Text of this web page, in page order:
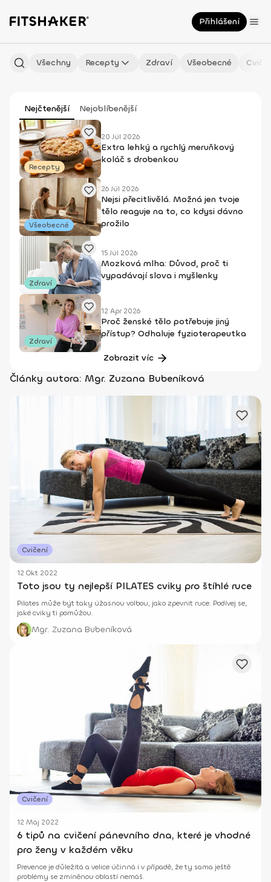
Přihlášení
Všechny Recepty Zdraví Všeobecné
Nejčtenější Nejoblíbenější
Recepty
20 Júl 2026
Extra lehký a rychlý meruňkový
koláč s drobenkou
Všeobecné
26 Júl 2026
Nejsi přecitlivělá. Možná jen tvoje
tělo reaguje na to, co kdysi dávno
prožilo
Zdraví
15 Júl 2026
Mozková mlha: Důvod, proč ti
vypadávají slova i myšlenky
Zdraví
12 Apr 2026
Proč ženské tělo potřebuje jiný
přístup? Odhaluje fyzioterapeutka
Zobrazit víc
Články autora: Mgr. Zuzana Bubeníková
Cvičení
12 Okt 2022
Toto jsou ty nejlepší PILATES cviky pro štíhlé ruce
Pilates může být taky úžasnou volbou, jako zpevnit ruce. Podívej se,
jaké cviky ti pomůžou.
Mgr. Zuzana Bubeníková
Cvičení
12 Máj 2022
6 tipů na cvičení pánevního dna, které je vhodné
pro ženy v každém věku
Prevence je důležitá a velice účinná i v případě, že ty sama ještě
problémy se zmíněnou oblastí nemáš.